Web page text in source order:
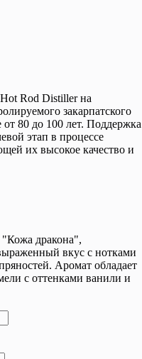
Rod Distiller на
закарпатского
от 80 до 100 лет. Поддержка
этап в процессе
их высокое качество и
дракона",
вкус с нотками
Аромат обладает
с оттенками ванили и